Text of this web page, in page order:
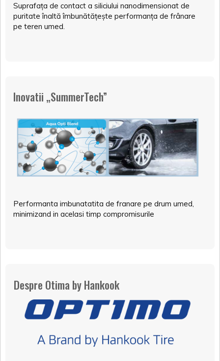
Suprafața de contact a siliciului nanodimensionat de
puritate înaltă îmbunătățește performanța de frânare
pe teren umed.
Inovatii „SummerTech”
Performanta imbunatatita de franare pe drum umed,
minimizand in acelasi timp compromisurile
Despre Otima by Hankook